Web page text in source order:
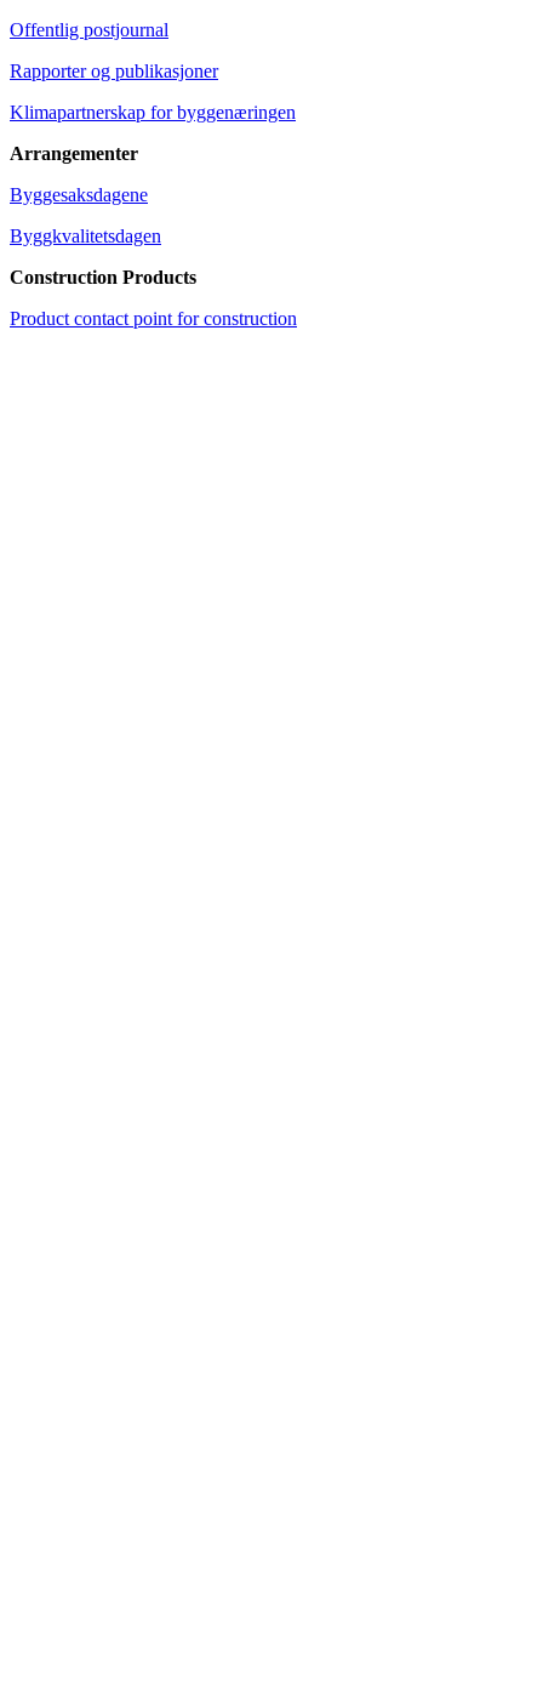
Offentlig postjournal
Rapporter og publikasjoner
Klimapartnerskap for byggenæringen
Arrangementer
Byggesaksdagene
Byggkvalitetsdagen
Construction Products
Product contact point for construction